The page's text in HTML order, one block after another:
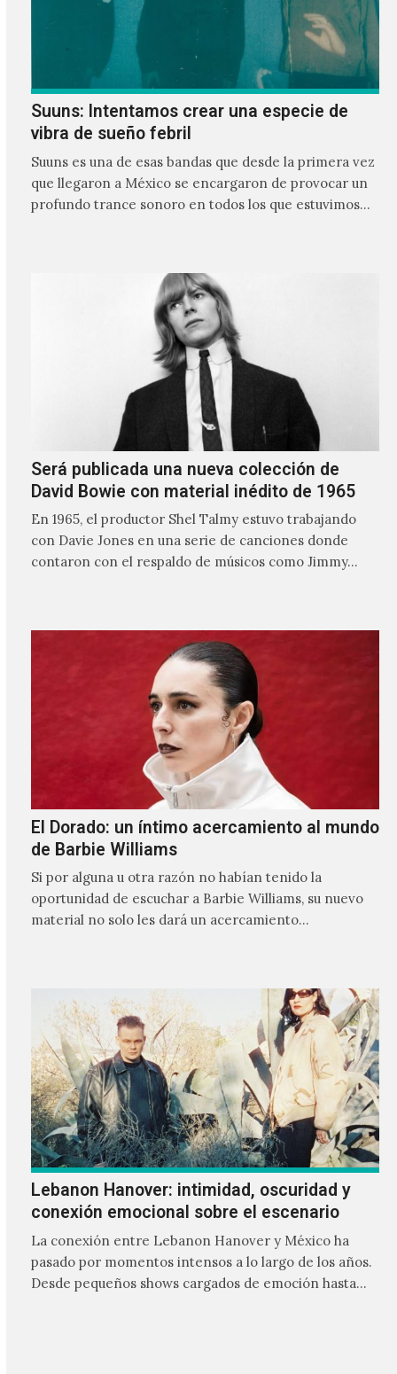
Suuns: Intentamos crear una especie de
vibra de sueño febril
Suuns es una de esas bandas que desde la primera vez
que llegaron a México se encargaron de provocar un
profundo trance sonoro en todos los que estuvimos
Será publicada una nueva colección de
David Bowie con material inédito de 1965
En 1965, el productor Shel Talmy estuvo trabajando
con Davie Jones en una serie de canciones donde
contaron con el respaldo de músicos como Jimmy…
El Dorado: un íntimo acercamiento al mundo
de Barbie Williams
Si por alguna u otra razón no habían tenido la
oportunidad de escuchar a Barbie Williams, su nuevo
material no solo les dará un acercamiento…
Lebanon Hanover: intimidad, oscuridad y
conexión emocional sobre el escenario
La conexión entre Lebanon Hanover y México ha
pasado por momentos intensos a lo largo de los años.
Desde pequeños shows cargados de emoción hasta